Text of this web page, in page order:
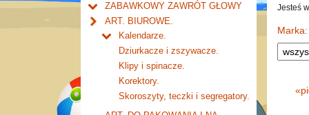
ZABAWKOWY ZAWRÓT GŁOWY
Welly.
Mały naukowiec.
Zabawki dla chłopców.
cybertransformacja
Akcesoria dla lalek.
ART. BIUROWE.
Kalendarze.
Biurkowe
Książkowe
Wieloletnie
Ścienne
Dziurkacze i zszywacze.
Klipy i spinacze.
Korektory.
Skoroszyty, teczki i segregatory.
Jesteś
Marka:
«